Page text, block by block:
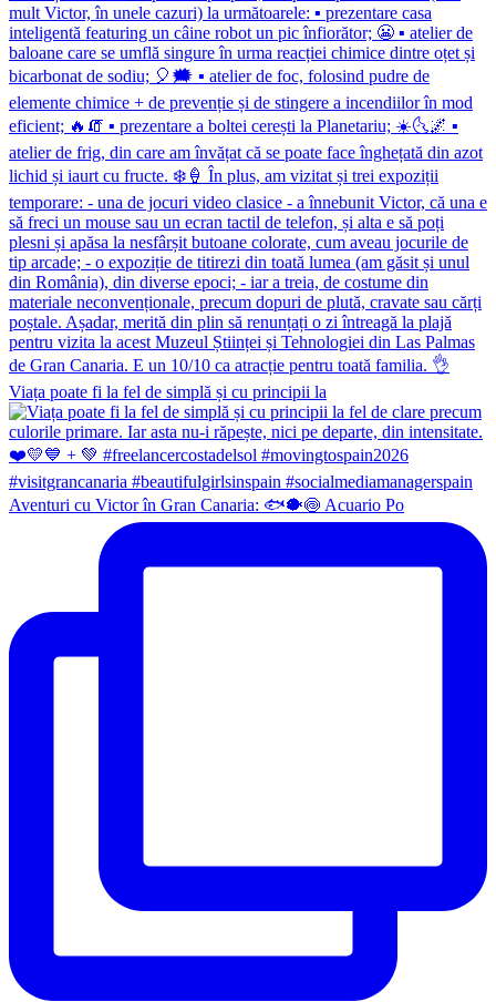
Viața poate fi la fel de simplă și cu principii la
Aventuri cu Victor în Gran Canaria: 🐟🐡🍥 Acuario Po